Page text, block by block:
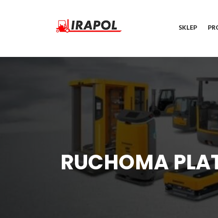
SKLEP
RUCHOMA